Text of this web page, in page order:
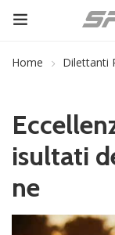
Home Dilettanti
isultati
ne